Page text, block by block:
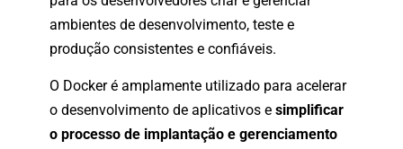
ambientes de desenvolvimento, teste e
produção consistentes e confiáveis.
O Docker é amplamente utilizado para acelerar
o desenvolvimento de aplicativos esimplificar
o processo de implantação e gerenciamento